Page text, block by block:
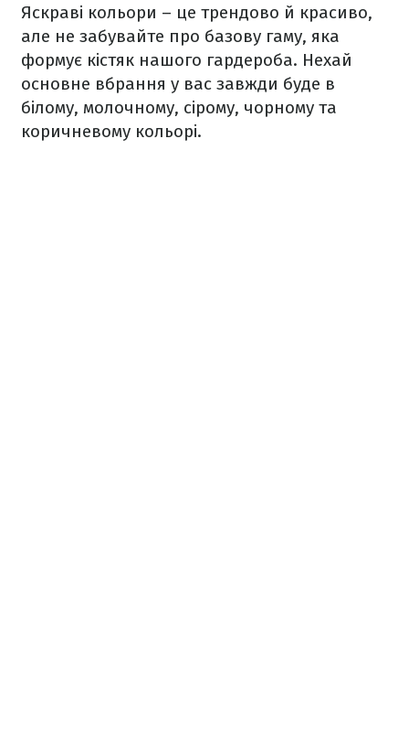
Яскраві кольори – це трендово й красиво,
але не забувайте про базову гаму, яка
формує кістяк нашого гардероба. Нехай
основне вбрання у вас завжди буде в
білому, молочному, сірому, чорному та
коричневому кольорі.